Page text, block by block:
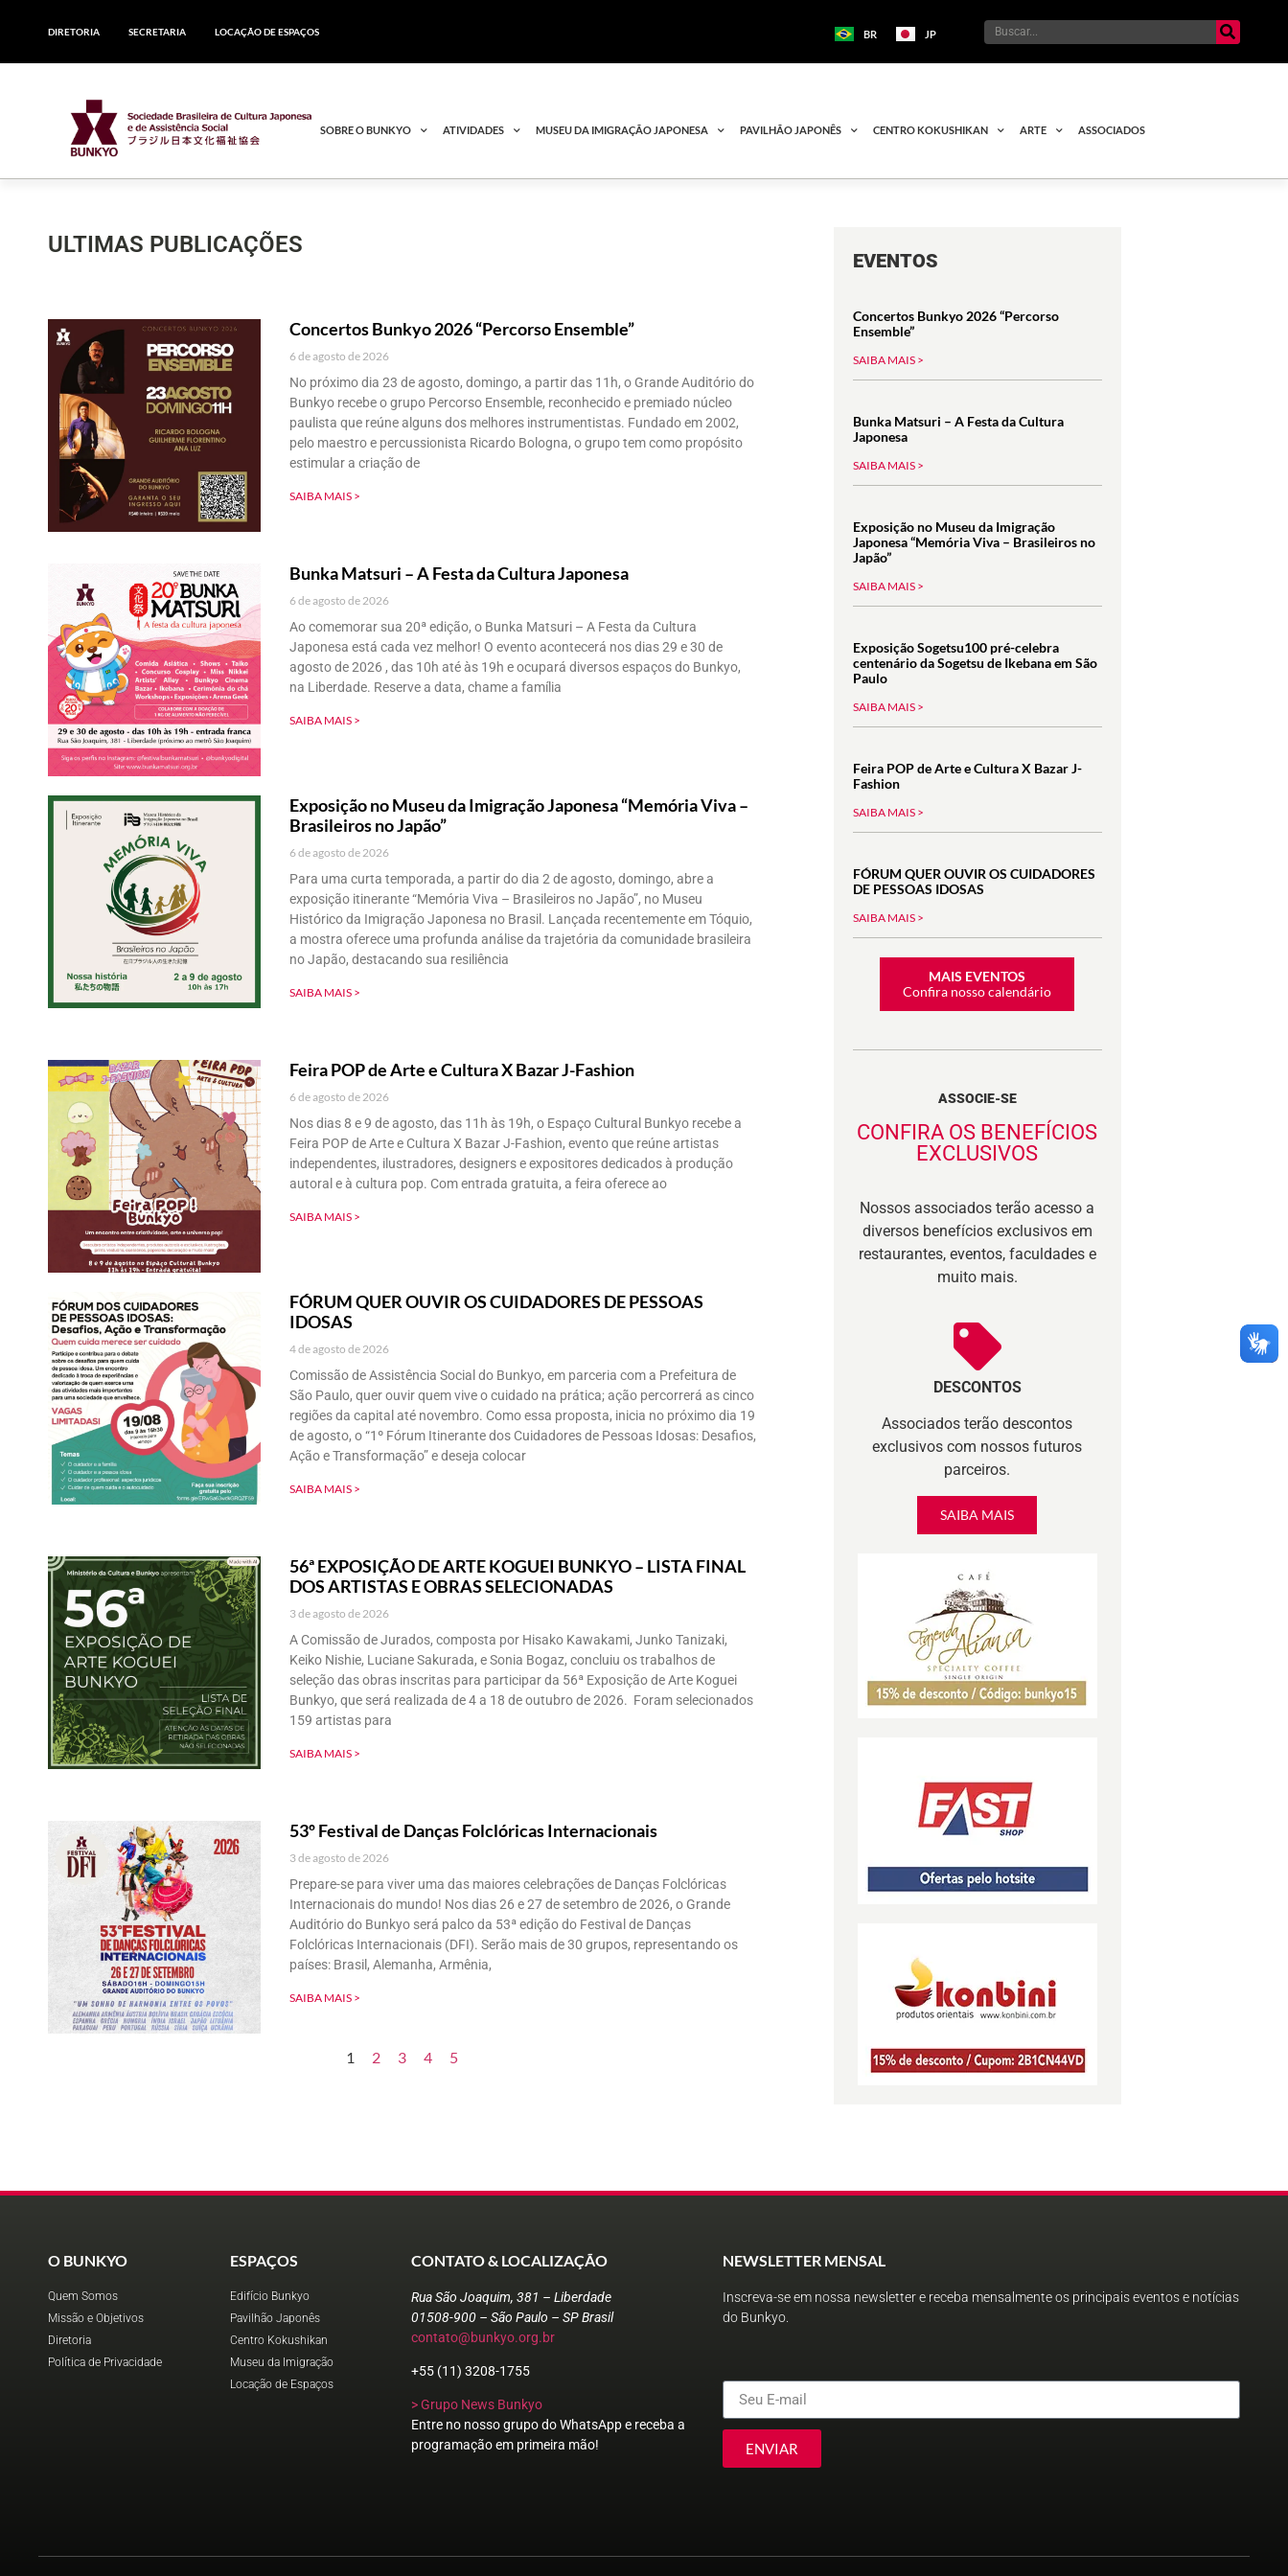
DIRETORIA SECRETARIA LOCAÇÃO DE ESPAÇOS BR JP
SOBRE O BUNKYO ATIVIDADES MUSEU DA IMIGRAÇÃO JAPONESA PAVILHÃO JAPONÊS CENTRO KOKUSHIKAN ARTE ASSOCIADOS
ULTIMAS PUBLICAÇÕES
Concertos Bunkyo 2026 “Percorso Ensemble”
6 de agosto de 2026
No próximo dia 23 de agosto, domingo, a partir das 11h, o Grande Auditório do
Bunkyo recebe o grupo Percorso Ensemble, reconhecido e premiado núcleo
paulista que reúne alguns dos melhores instrumentistas. Fundado em 2002,
pelo maestro e percussionista Ricardo Bologna, o grupo tem como propósito
estimular a criação de
SAIBA MAIS >
Bunka Matsuri – A Festa da Cultura Japonesa
6 de agosto de 2026
Ao comemorar sua 20ª edição, o Bunka Matsuri – A Festa da Cultura
Japonesa está cada vez melhor! O evento acontecerá nos dias 29 e 30 de
agosto de 2026 , das 10h até às 19h e ocupará diversos espaços do Bunkyo,
na Liberdade. Reserve a data, chame a família
SAIBA MAIS >
Exposição no Museu da Imigração Japonesa “Memória Viva –
Brasileiros no Japão”
6 de agosto de 2026
Para uma curta temporada, a partir do dia 2 de agosto, domingo, abre a
exposição itinerante “Memória Viva – Brasileiros no Japão”, no Museu
Histórico da Imigração Japonesa no Brasil. Lançada recentemente em Tóquio,
a mostra oferece uma profunda análise da trajetória da comunidade brasileira
no Japão, destacando sua resiliência
SAIBA MAIS >
Feira POP de Arte e Cultura X Bazar J-Fashion
6 de agosto de 2026
Nos dias 8 e 9 de agosto, das 11h às 19h, o Espaço Cultural Bunkyo recebe a
Feira POP de Arte e Cultura X Bazar J-Fashion, evento que reúne artistas
independentes, ilustradores, designers e expositores dedicados à produção
autoral e à cultura pop. Com entrada gratuita, a feira oferece ao
SAIBA MAIS >
FÓRUM QUER OUVIR OS CUIDADORES DE PESSOAS
IDOSAS
4 de agosto de 2026
Comissão de Assistência Social do Bunkyo, em parceria com a Prefeitura de
São Paulo, quer ouvir quem vive o cuidado na prática; ação percorrerá as cinco
regiões da capital até novembro. Como essa proposta, inicia no próximo dia 19
de agosto, o “1º Fórum Itinerante dos Cuidadores de Pessoas Idosas: Desafios,
Ação e Transformação” e deseja colocar
SAIBA MAIS >
56ª EXPOSIÇÃO DE ARTE KOGUEI BUNKYO – LISTA FINAL
DOS ARTISTAS E OBRAS SELECIONADAS
3 de agosto de 2026
A Comissão de Jurados, composta por Hisako Kawakami, Junko Tanizaki,
Keiko Nishie, Luciane Sakurada, e Sonia Bogaz, concluiu os trabalhos de
seleção das obras inscritas para participar da 56ª Exposição de Arte Koguei
Bunkyo, que será realizada de 4 a 18 de outubro de 2026. Foram selecionados
159 artistas para
SAIBA MAIS >
53º Festival de Danças Folclóricas Internacionais
3 de agosto de 2026
Prepare-se para viver uma das maiores celebrações de Danças Folclóricas
Internacionais do mundo! Nos dias 26 e 27 de setembro de 2026, o Grande
Auditório do Bunkyo será palco da 53ª edição do Festival de Danças
Folclóricas Internacionais (DFI). Serão mais de 30 grupos, representando os
países: Brasil, Alemanha, Armênia,
SAIBA MAIS >
1 2 3 4 5
EVENTOS
Concertos Bunkyo 2026 “Percorso
Ensemble”
SAIBA MAIS >
Bunka Matsuri – A Festa da Cultura
Japonesa
SAIBA MAIS >
Exposição no Museu da Imigração
Japonesa “Memória Viva – Brasileiros no
Japão”
SAIBA MAIS >
Exposição Sogetsu100 pré-celebra
centenário da Sogetsu de Ikebana em São
Paulo
SAIBA MAIS >
Feira POP de Arte e Cultura X Bazar J-
Fashion
SAIBA MAIS >
FÓRUM QUER OUVIR OS CUIDADORES
DE PESSOAS IDOSAS
SAIBA MAIS >
MAIS EVENTOS
Confira nosso calendário
ASSOCIE-SE
CONFIRA OS BENEFÍCIOS
EXCLUSIVOS
Nossos associados terão acesso a
diversos benefícios exclusivos em
restaurantes, eventos, faculdades e
muito mais.
DESCONTOS
Associados terão descontos
exclusivos com nossos futuros
parceiros.
SAIBA MAIS
O BUNKYO
Quem Somos
Missão e Objetivos
Diretoria
Política de Privacidade
ESPAÇOS
Edifício Bunkyo
Pavilhão Japonês
Centro Kokushikan
Museu da Imigração
Locação de Espaços
CONTATO & LOCALIZAÇÃO
Rua São Joaquim, 381 – Liberdade
01508-900 – São Paulo – SP Brasil
contato@bunkyo.org.br
+55 (11) 3208-1755
> Grupo News Bunkyo
Entre no nosso grupo do WhatsApp e receba a
programação em primeira mão!
NEWSLETTER MENSAL
Inscreva-se em nossa newsletter e receba mensalmente os principais eventos e notícias
do Bunkyo.
ENVIAR